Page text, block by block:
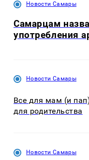
Новости Самары
Самарцам
употребления
Новости Самары
Все для мам (и
для родительства
Новости Самары